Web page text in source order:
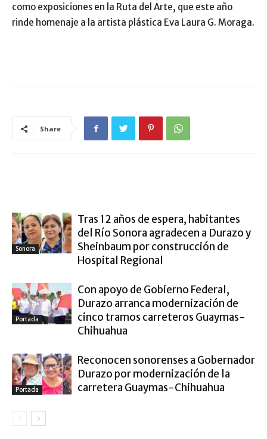
como exposiciones en la Ruta del Arte, que este año
rinde homenaje a la artista plástica Eva Laura G. Moraga.
Share
Sonora
Tras 12 años de espera, habitantes
del Río Sonora agradecen a Durazo y
Sheinbaum por construcción de
Hospital Regional
Portada
Con apoyo de Gobierno Federal,
Durazo arranca modernización de
cinco tramos carreteros Guaymas-
Chihuahua
Portada
Reconocen sonorenses a Gobernador
Durazo por modernización de la
carretera Guaymas-Chihuahua